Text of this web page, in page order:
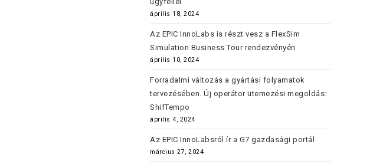
április 18, 2024
Az EPIC InnoLabs is részt vesz a FlexSim
Simulation Business Tour rendezvényén
április 10, 2024
Forradalmi változás a gyártási folyamatok
tervezésében. Új operátor ütemezési megoldás:
ShifTempo
április 4, 2024
Az EPIC InnoLabsról ír a G7 gazdasági portál
március 27, 2024